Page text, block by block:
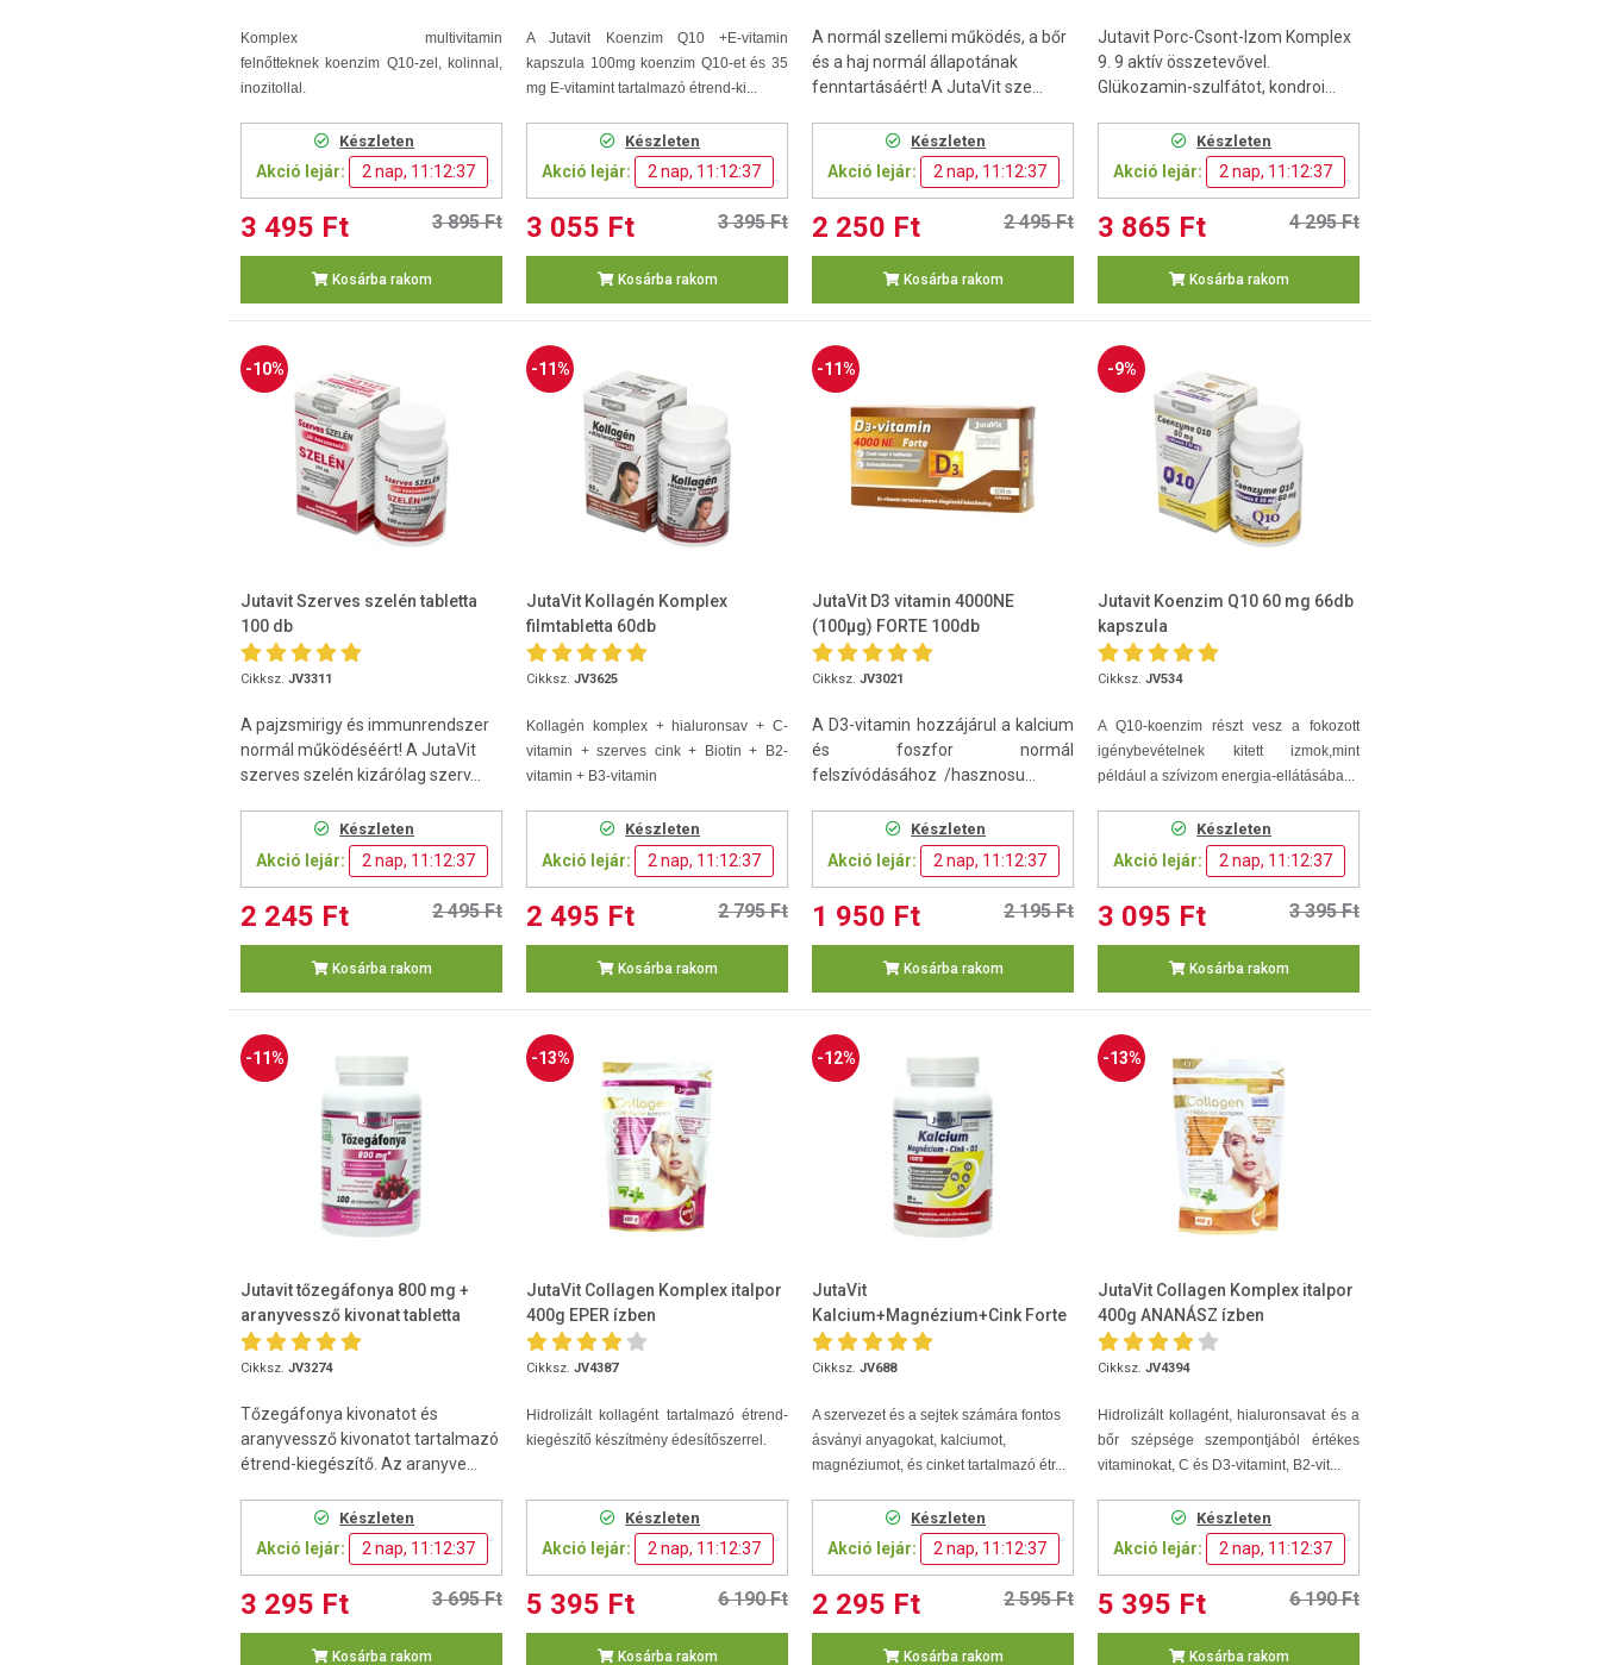
Komplex multivitamin
felnőtteknek koenzim Q10-zel, kolinnal,
inozitollal.
Készleten
Akció lejár: 2 nap, 11:12:36
3 495 Ft 3 895 Ft
Kosárba rakom
A Jutavit Koenzim Q10 +E-vitamin
kapszula 100mg koenzim Q10-et és 35
mg E-vitamint tartalmazó étrend-ki...
Készleten
Akció lejár: 2 nap, 11:12:36
3 055 Ft 3 395 Ft
Kosárba rakom
A normál szellemi működés, a bőr
és a haj normál állapotának
fenntartásáért! A JutaVit sze...
Készleten
Akció lejár: 2 nap, 11:12:36
2 250 Ft 2 495 Ft
Kosárba rakom
Jutavit Porc-Csont-Izom Komplex
9. 9 aktív összetevővel.
Glükozamin-szulfátot, kondroi...
Készleten
Akció lejár: 2 nap, 11:12:36
3 865 Ft 4 295 Ft
Kosárba rakom
-10%
Jutavit Szerves szelén tabletta
100 db
Cikksz. JV3311
A pajzsmirigy és immunrendszer
normál működéséért! A JutaVit
szerves szelén kizárólag szerv...
Készleten
Akció lejár: 2 nap, 11:12:36
2 245 Ft 2 495 Ft
Kosárba rakom
-11%
JutaVit Kollagén Komplex
filmtabletta 60db
Cikksz. JV3625
Kollagén komplex + hialuronsav + C-
vitamin + szerves cink + Biotin + B2-
vitamin + B3-vitamin
Készleten
Akció lejár: 2 nap, 11:12:36
2 495 Ft 2 795 Ft
Kosárba rakom
-11%
JutaVit D3 vitamin 4000NE
(100µg) FORTE 100db
Cikksz. JV3021
A D3-vitamin hozzájárul a kalcium
és foszfor normál
felszívódásához /hasznosu...
Készleten
Akció lejár: 2 nap, 11:12:36
1 950 Ft 2 195 Ft
Kosárba rakom
-9%
Jutavit Koenzim Q10 60 mg 66db
kapszula
Cikksz. JV534
A Q10-koenzim részt vesz a fokozott
igénybevételnek kitett izmok,mint
például a szívizom energia-ellátásába...
Készleten
Akció lejár: 2 nap, 11:12:36
3 095 Ft 3 395 Ft
Kosárba rakom
-11%
Jutavit tőzegáfonya 800 mg +
aranyvessző kivonat tabletta
100db
Cikksz. JV3274
Tőzegáfonya kivonatot és
aranyvessző kivonatot tartalmazó
étrend-kiegészítő. Az aranyve...
Készleten
Akció lejár: 2 nap, 11:12:36
3 295 Ft 3 695 Ft
Kosárba rakom
-13%
JutaVit Collagen Komplex italpor
400g EPER ízben
Cikksz. JV4387
Hidrolizált kollagént tartalmazó étrend-
kiegészítő készítmény édesítőszerrel.
Készleten
Akció lejár: 2 nap, 11:12:36
5 395 Ft 6 190 Ft
Kosárba rakom
-12%
JutaVit
Kalcium+Magnézium+Cink Forte
90 db
Cikksz. JV688
A szervezet és a sejtek számára fontos
ásványi anyagokat, kalciumot,
magnéziumot, és cinket tartalmazó étr...
Készleten
Akció lejár: 2 nap, 11:12:36
2 295 Ft 2 595 Ft
Kosárba rakom
-13%
JutaVit Collagen Komplex italpor
400g ANANÁSZ ízben
Cikksz. JV4394
Hidrolizált kollagént, hialuronsavat és a
bőr szépsége szempontjából értékes
vitaminokat, C és D3-vitamint, B2-vit...
Készleten
Akció lejár: 2 nap, 11:12:36
5 395 Ft 6 190 Ft
Kosárba rakom